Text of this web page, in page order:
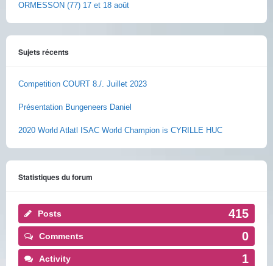
ORMESSON (77) 17 et 18 août
Sujets récents
Competition COURT 8./. Juillet 2023
Présentation Bungeneers Daniel
2020 World Atlatl ISAC World Champion is CYRILLE HUC
Statistiques du forum
Posts 415
Comments 0
Activity 1